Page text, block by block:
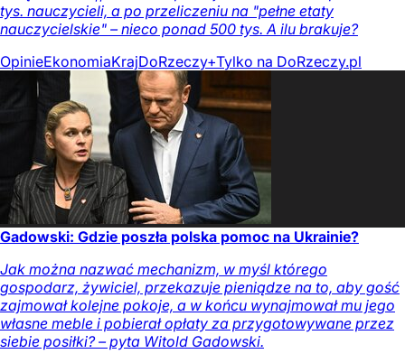
tys. nauczycieli, a po przeliczeniu na "pełne etaty
nauczycielskie" – nieco ponad 500 tys. A ilu brakuje?
OpinieEkonomiaKrajDoRzeczy+Tylko na DoRzeczy.pl
Gadowski: Gdzie poszła polska pomoc na Ukrainie?
Jak można nazwać mechanizm, w myśl którego
gospodarz, żywiciel, przekazuje pieniądze na to, aby gość
zajmował kolejne pokoje, a w końcu wynajmował mu jego
własne meble i pobierał opłaty za przygotowywane przez
siebie posiłki? – pyta Witold Gadowski.